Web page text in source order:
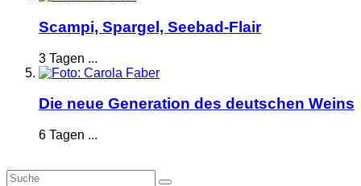
Scampi, Spargel, Seebad-Flair
3 Tagen ...
Die neue Generation des deutschen Weins
6 Tagen ...